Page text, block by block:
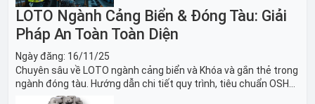
LOTO Ngành Cảng Biển & Đóng Tàu: Giải
Pháp An Toàn Toàn Diện
Ngày đăng: 16/11/25
Chuyên sâu về LOTO ngành cảng biển và Khóa và gắn thẻ trong
ngành đóng tàu. Hướng dẫn chi tiết quy trình, tiêu chuẩn OSHA,
thiết bị và Giải pháp LOTO trong công nghiệp đóng tàu toàn